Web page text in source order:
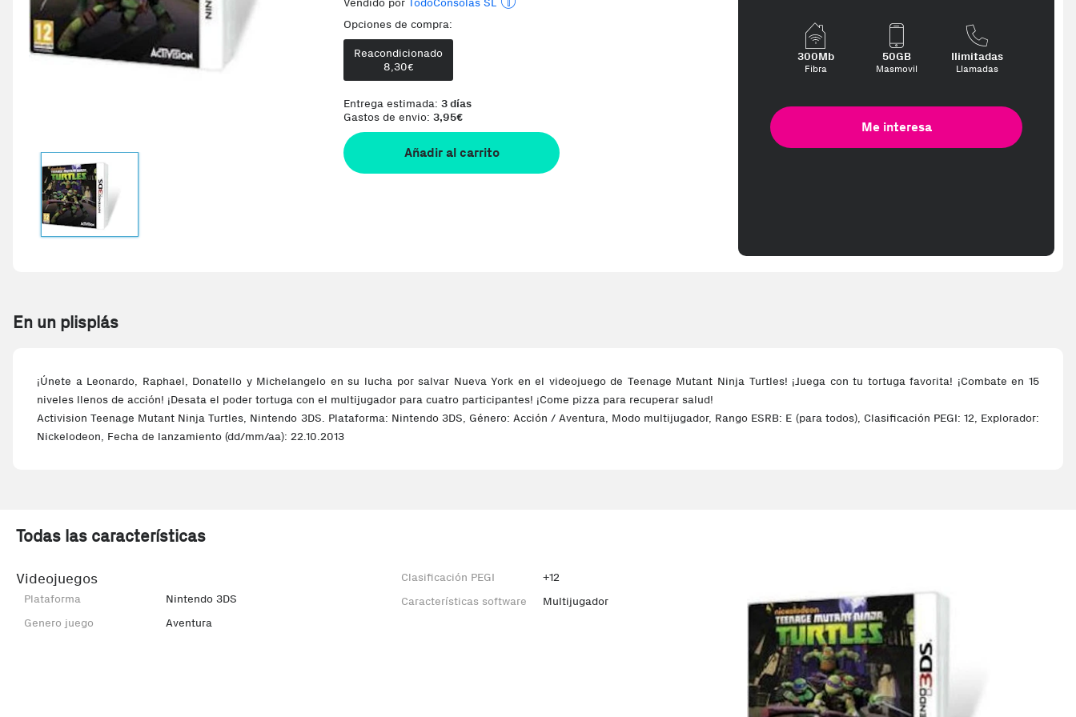
Vendido por TodoConsolas SL
Es posible que el producto no contenga material adicional como copias digitales,
Opciones de compra:
Reacondicionado
8,30€
Entrega estimada: 3 días
Gastos de envio: 3,95€
Añadir al carrito
300Mb
Fibra
50GB
Masmovil
Ilimitadas
Llamadas
Me interesa
En un plisplás
¡Únete a Leonardo, Raphael, Donatello y Michelangelo en su lucha por salvar Nueva York en el videojuego de Teenage Mutant Ninja Turtles! ¡Juega con tu tortuga favorita! ¡Combate en 15
niveles llenos de acción! ¡Desata el poder tortuga con el multijugador para cuatro participantes! ¡Come pizza para recuperar salud!
Activision Teenage Mutant Ninja Turtles, Nintendo 3DS. Plataforma: Nintendo 3DS, Género: Acción / Aventura, Modo multijugador, Rango ESRB: E (para todos), Clasificación PEGI: 12, Explorador:
Nickelodeon, Fecha de lanzamiento (dd/mm/aa): 22.10.2013
Todas las características
Videojuegos
Plataforma
Nintendo 3DS
Genero juego
Aventura
Clasificación PEGI
+12
Características software
Multijugador